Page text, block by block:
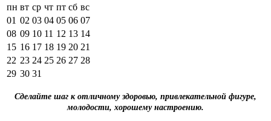
пн вт ср чт пт сб вс
01 02 03 04 05 06 07
08 09 10 11 12 13 14
15 16 17 18 19 20 21
22 23 24 25 26 27 28
29 30 31
Сделайте шаг к отличному здоровью, привлекательной фигуре,
молодости, хорошему настроению.